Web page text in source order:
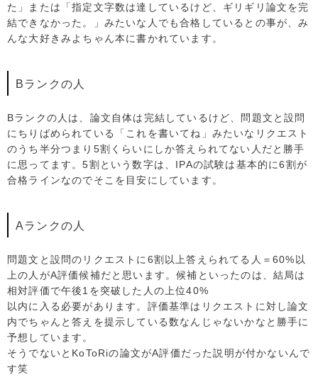
た」または「指定文字数は達しているけど、ギリギリ論文を完
結できなかった。」みたいな人でも合格しているとの事が、み
んな大好きみよちゃん本に書かれています。
Bランクの人
Bランクの人は、論文自体は完結しているけど、問題文と設問
にちりばめられている「これを書いてね」みたいなリクエスト
のうち半分つまり5割くらいにしか答えられてない人だと勝手
に思ってます。5割という数字は、IPAの試験は基本的に6割が
合格ラインなのでそこを目安にしています。
Aランクの人
問題文と設問のリクエストに6割以上答えられてる人＝60%以
上の人がA評価候補だと思います。候補といったのは、結局は
相対評価で午後1を突破した人の上位40%
以内に入る必要があります。評価基準はリクエストに対し論文
内でちゃんと答えを提示している数なんじゃないかなと勝手に
予想しています。
そうでないとKoToRiの論文がA評価だった説明が付かないんで
す笑